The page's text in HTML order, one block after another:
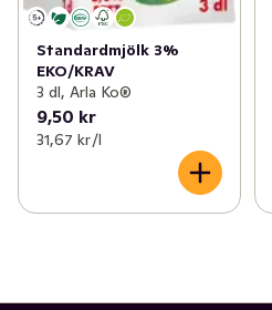
Standardmjölk 3%
EKO/KRAV
3 dl, Arla Ko®
9,50 kr
31,67 kr /l